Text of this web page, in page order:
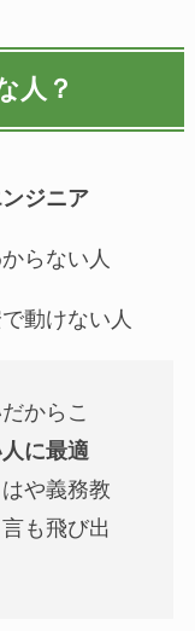
人？
ジニア
らない人
動けない人
からこ
に最適
や義務教
も飛び出